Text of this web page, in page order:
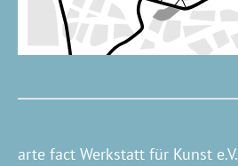
arte fact Werkstatt für Kunst e.V.